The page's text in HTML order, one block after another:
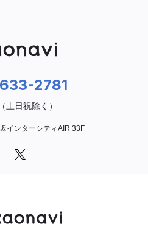
2781
インターシティAIR 33F